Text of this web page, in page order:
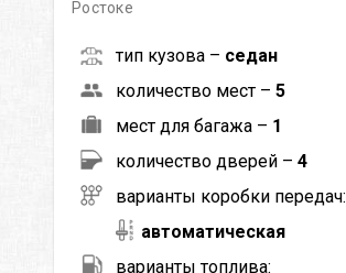
Ростоке
тип кузова – седан
количество мест – 5
мест для багажа – 1
количество дверей – 4
варианты коробки передач:
автоматическая
варианты топлива: